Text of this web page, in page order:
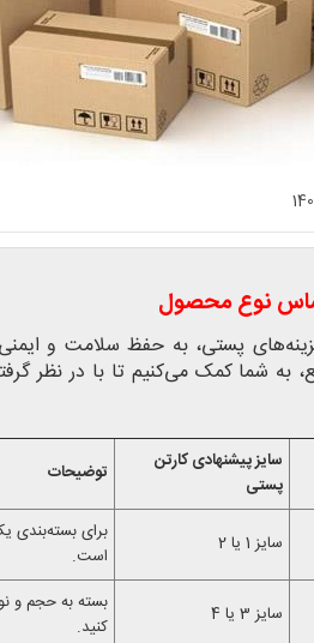
نوع محصول
پستی، به حفظ سلامت و
به شما کمک می‌کنیم تا با در نظر
سایز پیشنهادی کارتن
پستی
توضیحات
سایز 1 یا 2
برای بسته‌بندی
است.
سایز 3 یا 4
بسته به حجم و
کنید.